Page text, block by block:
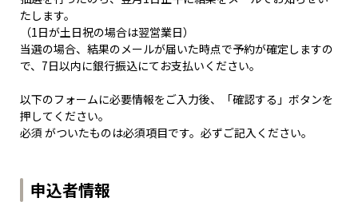
たします。
（1日が土日祝の場合は翌営業日）
当選の場合、結果のメールが届いた時点で予約が確定しますの
で、7日以内に銀行振込にてお支払いください。
以下のフォームに必要情報をご入力後、「確認する」ボタンを
押してください。
必須 がついたものは必須項目です。必ずご記入ください。
申込者情報